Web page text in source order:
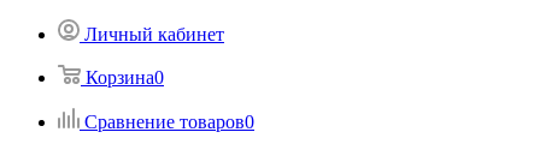
Личный кабинет
Корзина0
Сравнение товаров0